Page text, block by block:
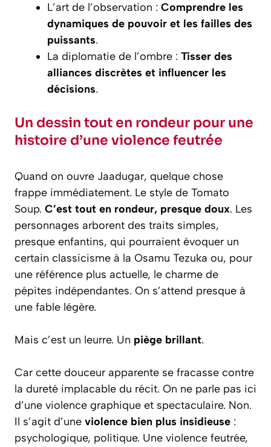
L’art de l’observation : Comprendre les
dynamiques de pouvoir et les failles des
puissants.
La diplomatie de l’ombre : Tisser des
alliances discrètes et influencer les
décisions.
Un dessin tout en rondeur pour une
histoire d’une violence feutrée
Quand on ouvre Jaadugar, quelque chose
frappe immédiatement. Le style de Tomato
Soup. C’est tout en rondeur, presque doux. Les
personnages arborent des traits simples,
presque enfantins, qui pourraient évoquer un
certain classicisme à la Osamu Tezuka ou, pour
une référence plus actuelle, le charme de
pépites indépendantes. On s’attend presque à
une fable légère.
Mais c’est un leurre. Un piège brillant.
Car cette douceur apparente se fracasse contre
la dureté implacable du récit. On ne parle pas ici
d’une violence graphique et spectaculaire. Non.
Il s’agit d’une violence bien plus insidieuse :
psychologique, politique. Une violence feutrée,